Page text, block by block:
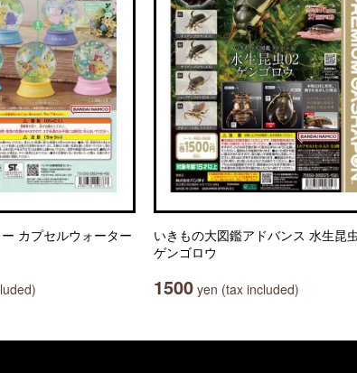
カプセルウォーター
いきもの大図鑑アドバンス 水生昆
ゲンゴロウ
1500 yen (tax included)